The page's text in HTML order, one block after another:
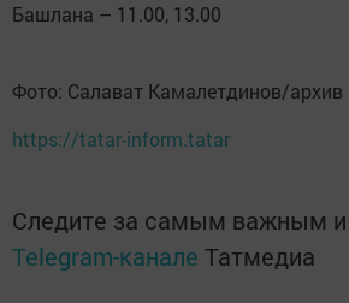
Башлана – 11.00, 13.00
Фото: Салават Камалетдинов/архив
https://tatar-inform.tatar
Следите за самым важным
Telegram-канале Татмедиа